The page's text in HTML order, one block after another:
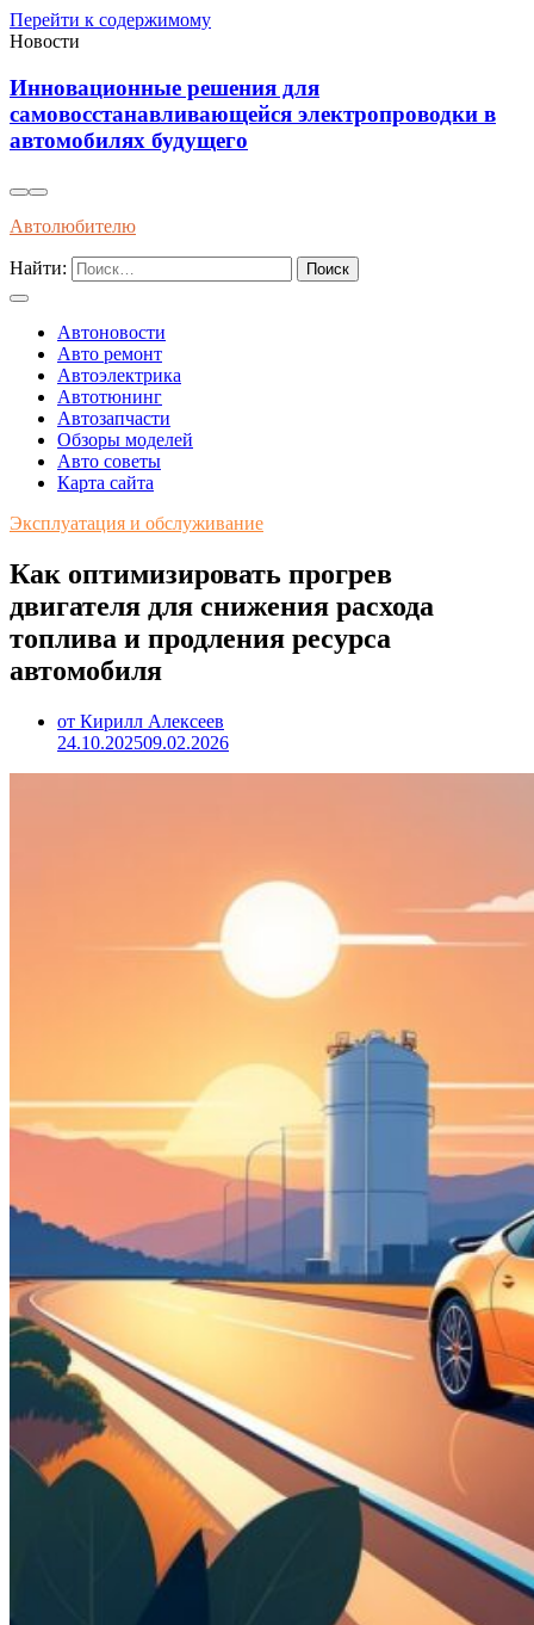
Перейти к содержимому
Новости
в
Установка виброизоляции
уменьшения шумов и
автомобиле
Автолюбителю
Найти:
Автоновости
Авто ремонт
Автоэлектрика
Автотюнинг
Автозапчасти
Обзоры моделей
Авто советы
Карта сайта
Эксплуатация и обслуживание
Как оптимизировать прогрев
двигателя для снижения расхода
топлива и продления ресурса
автомобиля
от Кирилл Алексеев
24.10.202509.02.2026